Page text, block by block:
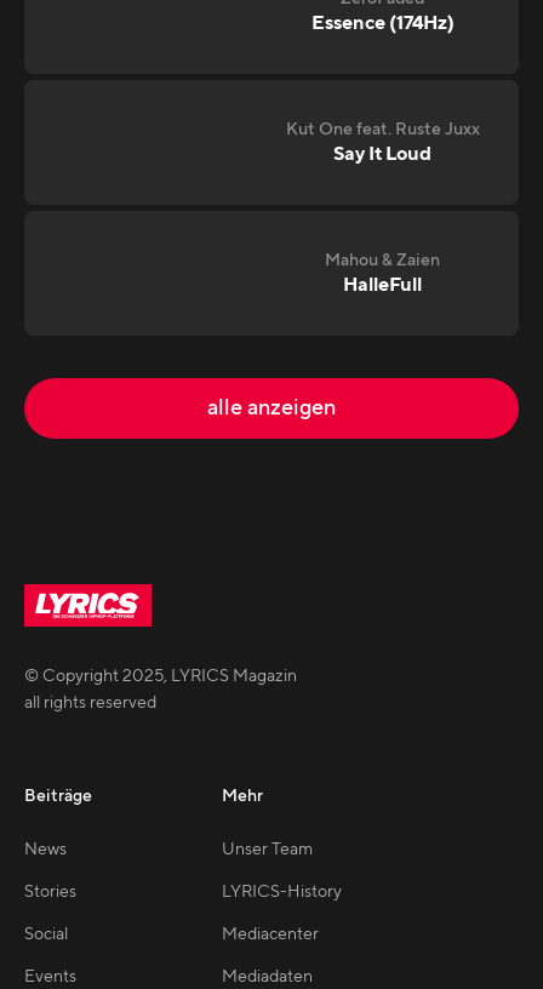
Essence (174Hz)
Kut One feat. Ruste Juxx
Say It Loud
Mahou & Zaien
HalleFull
alle anzeigen
© Copyright2025, LYRICS Magazin
all rights reserved
Beiträge
News
Stories
Social
Events
Mehr
Unser Team
LYRICS-History
Mediacenter
Mediadaten